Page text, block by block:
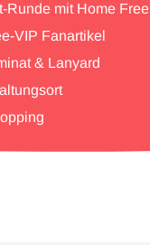
Runde mit Home Free
VIP Fanartikel
& Lanyard